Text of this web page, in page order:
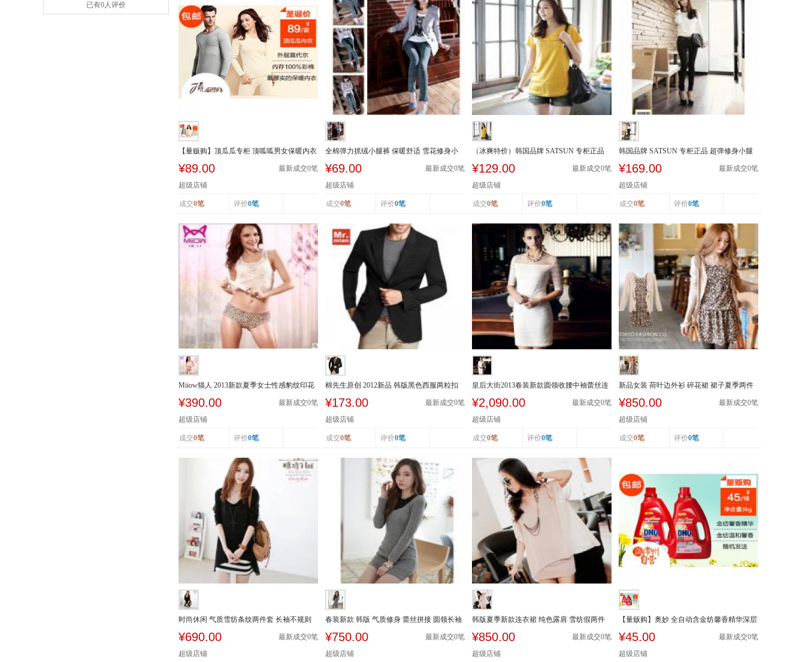
已有0人评价
【量贩购】顶瓜瓜专柜 顶呱呱男女保暖内衣
¥89.00 最新成交0笔
超级店铺
成交0笔 评价0笔
全棉弹力抓绒小腿裤 保暖舒适 雪花修身小
¥69.00 最新成交0笔
超级店铺
成交0笔 评价0笔
（冰爽特价）韩国品牌 SATSUN 专柜正品
¥129.00 最新成交0笔
超级店铺
成交0笔 评价0笔
韩国品牌 SATSUN 专柜正品 超弹修身小腿
¥169.00 最新成交0笔
超级店铺
成交0笔 评价0笔
Miiow猫人 2013新款夏季女士性感豹纹印花
¥390.00 最新成交0笔
超级店铺
成交0笔 评价0笔
棉先生原创 2012新品 韩版黑色西服两粒扣
¥173.00 最新成交0笔
超级店铺
成交0笔 评价0笔
皇后大街2013春装新款圆领收腰中袖蕾丝连
¥2,090.00 最新成交0笔
超级店铺
成交0笔 评价0笔
新品女装 荷叶边外衫 碎花裙 裙子夏季两件
¥850.00 最新成交0笔
超级店铺
成交0笔 评价0笔
时尚休闲 气质雪纺条纹两件套 长袖不规则
¥690.00 最新成交0笔
超级店铺
春装新款 韩版 气质修身 蕾丝拼接 圆领长袖
¥750.00 最新成交0笔
超级店铺
韩版夏季新款连衣裙 纯色露肩 雪纺假两件
¥850.00 最新成交0笔
超级店铺
【量贩购】奥妙 全自动含金纺馨香精华深层
¥45.00 最新成交0笔
超级店铺